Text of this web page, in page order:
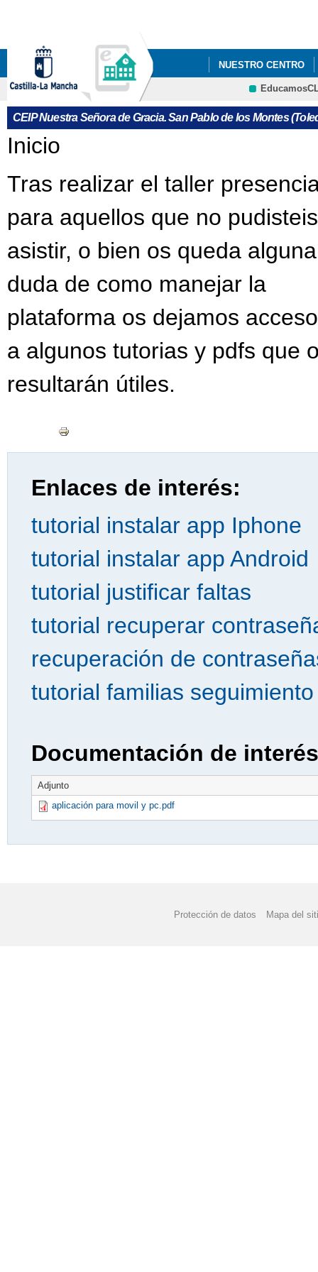
NUESTRO CENTRO
PLATAFORMA
CRFP
CEIP Nuestra Señora de Gracia. San Pablo de los Montes
Se encuentra usted aquí
Inicio
Tras realizar el taller
para aquellos que no pudisteis
asistir, o bien os queda alguna
duda de como manejar la
plataforma os dejamos acceso
a algunos tutorias y pdfs que
resultarán útiles.
Enlaces de interés:
tutorial instalar app Iphone
tutorial instalar app Android
tutorial justificar faltas
tutorial recuperar
recuperación de
tutorial familias
Documentación de
Adjunto
aplicación para movil y pc.pdf
Protección de datos Mapa del